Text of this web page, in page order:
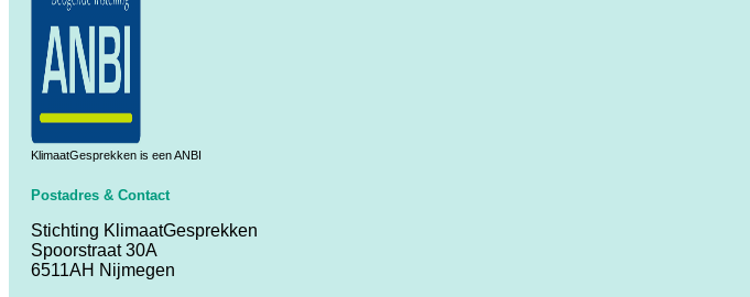
KlimaatGesprekken is een ANBI
Postadres & Contact
Stichting KlimaatGesprekken
Spoorstraat 30A
6511AH Nijmegen